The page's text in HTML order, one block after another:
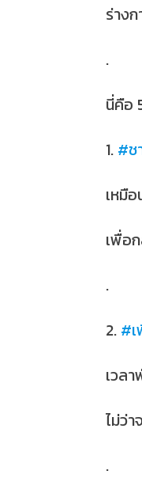
ร่าง
.
นี่คือ
1. #ช
เหมื
เพื่อ
.
2. #
เวล
ไม่ว่
.